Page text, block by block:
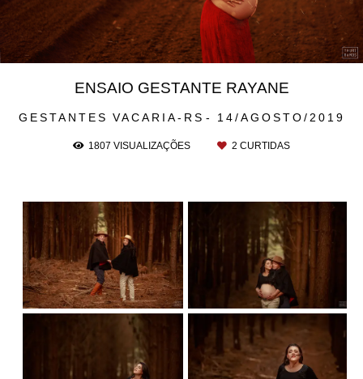
GESTANTES VACARIA-RS 14/AGOSTO/2019
ENSAIO GESTANTE RAYANE
1807 VISUALIZAÇÕES 2 CURTIDAS